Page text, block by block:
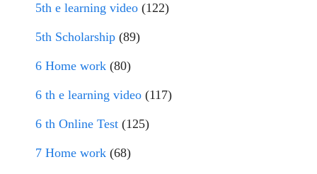
5th e learning video (122)
5th Scholarship (89)
6 Home work (80)
6 th e learning video (117)
6 th Online Test (125)
7 Home work (68)